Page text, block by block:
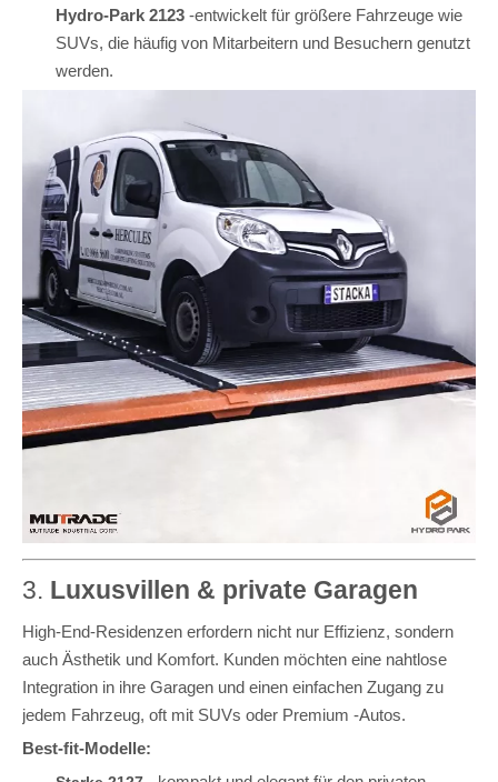
Hydro-Park 2123 -entwickelt für größere Fahrzeuge wie
SUVs, die häufig von Mitarbeitern und Besuchern genutzt
werden.
3. Luxusvillen & private Garagen
High-End-Residenzen erfordern nicht nur Effizienz, sondern
auch Ästhetik und Komfort. Kunden möchten eine nahtlose
Integration in ihre Garagen und einen einfachen Zugang zu
jedem Fahrzeug, oft mit SUVs oder Premium -Autos.
Best-fit-Modelle: